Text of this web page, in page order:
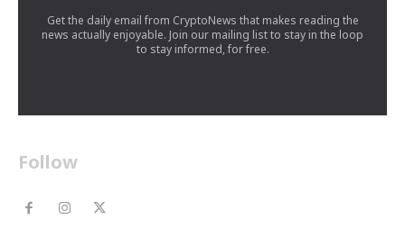
Get the daily email from CryptoNews that makes reading the
news actually enjoyable. Join our mailing list to stay in the loop
to stay informed, for free.
Follow